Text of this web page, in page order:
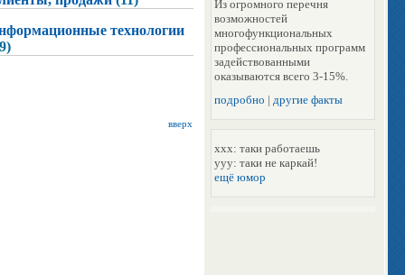
технологии
вверх
Из огромного перечня
возможностей
многофункциональных
профессиональных программ
задействованными
оказываются всего 3-15%.
подробно | другие факты
xxx: таки работаешь
yyy: таки нe каркай!
ещё юмор